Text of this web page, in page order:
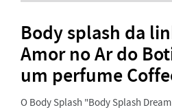
Body splash da
Amor no Ar do
um perfume
O Body Splash "Body Splash